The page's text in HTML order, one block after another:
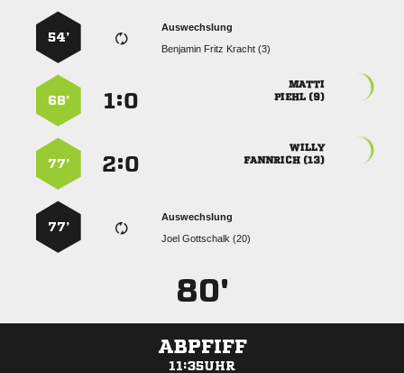
Auswechslung
   
54’

 
:
68’

 
:
77’
Auswechslung
  
77’
80'
ABPFIFF
11:35UHR